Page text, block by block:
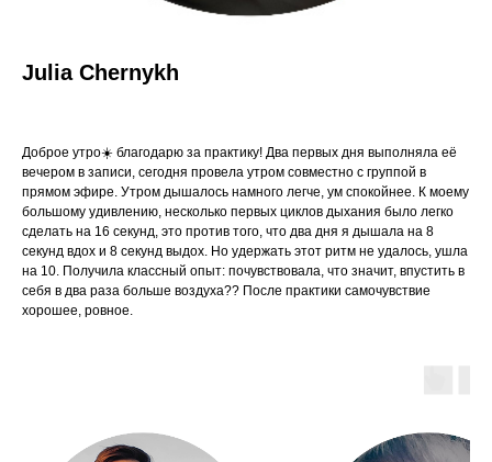
Julia Chernykh
Доброе утро☀️ благодарю за практику! Два первых дня выполняла её
вечером в записи, сегодня провела утром совместно с группой в
прямом эфире. Утром дышалось намного легче, ум спокойнее. К моему
большому удивлению, несколько первых циклов дыхания было легко
сделать на 16 секунд, это против того, что два дня я дышала на 8
секунд вдох и 8 секунд выдох. Но удержать этот ритм не удалось, ушла
на 10. Получила классный опыт: почувствовала, что значит, впустить в
себя в два раза больше воздуха?? После практики самочувствие
хорошее, ровное.